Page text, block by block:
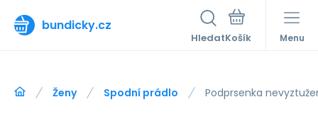
bundicky.cz
Hledat Menu
Ženy Spodní prádlo Podprsenka